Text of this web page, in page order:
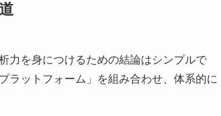
力を身につけるための結論はシンプルで
ラットフォーム」を組み合わせ、体系的に